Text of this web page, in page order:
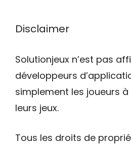
Disclaimer
Solutionjeux n’est pas
développeurs
simplement les joueurs
leurs jeux.
Tous les droits de